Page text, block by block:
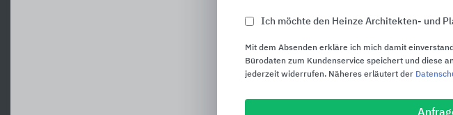
auf
Dabei
Ich möchte den Heinze Architekten- und
Mit dem Absenden erkläre ich mich damit
Bürodaten zum Kundenservice speichert und diese
jederzeit widerrufen. Näheres erläutert der